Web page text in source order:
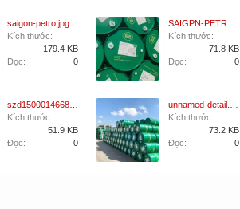
saigon-petro.jpg
Kích thước:
179.4 KB
Đọc:
0
Kích thước:
71.8 KB
Đọc:
0
Kích thước:
51.9 KB
Đọc:
0
Kích thước:
73.2 KB
Đọc:
0